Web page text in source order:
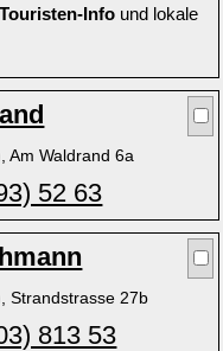
Touristen-Info und lokale
Am Waldrand 6a
52 63
Strandstrasse 27b
813 53